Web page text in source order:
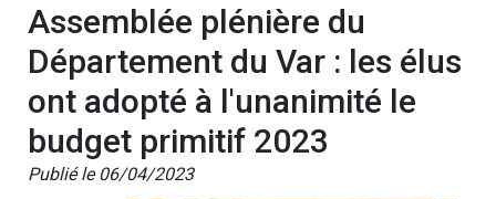
Assemblée plénière du
Département du Var : les élus
ont adopté à l'unanimité le
budget primitif 2023
Publié le 06/04/2023